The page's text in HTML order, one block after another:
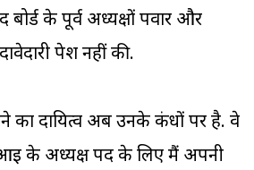
के पूर्व अध्यक्षों पवार और
पेश नहीं की.
का दायित्व अब उनके कंधों पर है. वे
के अध्यक्ष पद के लिए मैं अपनी